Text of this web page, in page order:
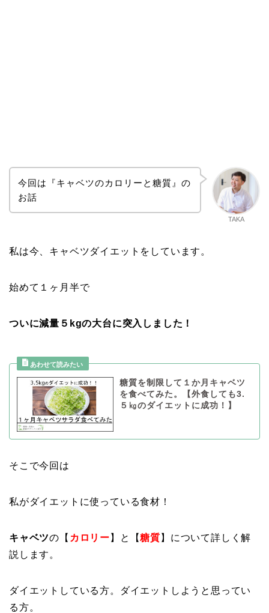
TAKA
今回は『キャベツのカロリーと糖質』の
お話
私は今、キャベツダイエットをしています。
始めて１ヶ月半で
ついに減量５kgの大台に突入しました！
糖質を制限して１か月キャベツ
を食べてみた。【外食しても3.
５㎏のダイエットに成功！】
そこで今回は
私がダイエットに使っている食材！
キャベツの【 カロリー 】と【糖質 】について詳しく解
説します。
ダイエットしている方。ダイエットしようと思ってい
る方。